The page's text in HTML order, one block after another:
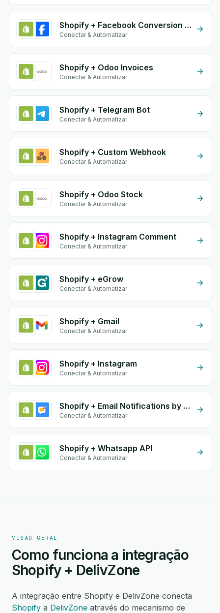
Shopify + Facebook Conversion API (CAPI)
Conectar & Automatizar
Shopify + Odoo Invoices
Conectar & Automatizar
Shopify + Telegram Bot
Conectar & Automatizar
Shopify + Custom Webhook
Conectar & Automatizar
Shopify + Odoo Stock
Conectar & Automatizar
Shopify + Instagram Comment
Conectar & Automatizar
Shopify + eGrow
Conectar & Automatizar
Shopify + Gmail
Conectar & Automatizar
Shopify + Instagram
Conectar & Automatizar
Shopify + Email Notifications by eGrow
Conectar & Automatizar
Shopify + Whatsapp API
Conectar & Automatizar
VISÃO GERAL
Como funciona a integração
Shopify + DelivZone
A integração entre Shopify e DelivZone conecta
Shopify a DelivZone através do mecanismo de